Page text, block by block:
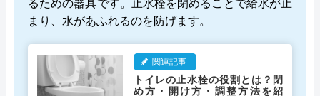
るための器具です。止水栓を閉めることで給水が止
まり、水があふれるのを防げます。
関連記事
トイレの止水栓の役割とは？閉
め方・開け方・調整方法を紹